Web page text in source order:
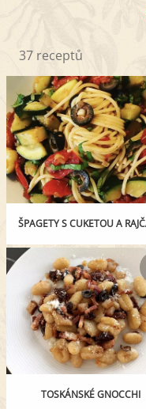
37 receptů
ŠPAGETY S CUKETOU A
TOSKÁNSKÉ GNOCCHI